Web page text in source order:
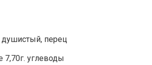
душистый, перец
7,70г. углеводы